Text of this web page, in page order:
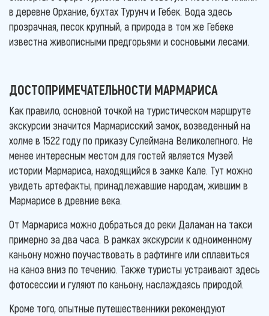
в деревне Орхание, бухтах Турунч и Гебек. Вода здесь
прозрачная, песок крупный, а природа в том же Гебеке
известна живописными предгорьями и сосновыми лесами.
ДОСТОПРИМЕЧАТЕЛЬНОСТИ МАРМАРИСА
Как правило, основной точкой на туристическом маршруте
экскурсии значится Мармарисский замок, возведенный на
холме в 1522 году по приказу Сулеймана Великолепного. Не
менее интересным местом для гостей является Музей
истории Мармариса, находящийся в замке Кале. Тут можно
увидеть артефакты, принадлежавшие народам, жившим в
Мармарисе в древние века.
От Мармариса можно добраться до реки Даламан на такси
примерно за два часа. В рамках экскурсии к одноименному
каньону можно поучаствовать в рафтинге или сплавиться
на каноэ вниз по течению. Также туристы устраивают здесь
фотосессии и гуляют по каньону, наслаждаясь природой.
Кроме того, опытные путешественники рекомендуют